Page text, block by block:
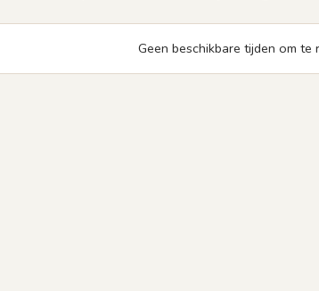
Geen beschikbare tijden om te